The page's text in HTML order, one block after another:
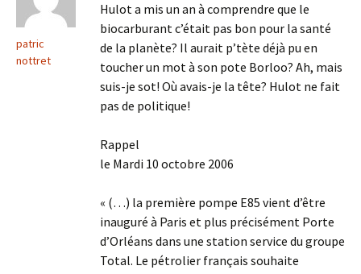
patric
nottret
Hulot a mis un an à comprendre que le
biocarburant c’était pas bon pour la santé
de la planète? Il aurait p’tète déjà pu en
toucher un mot à son pote Borloo? Ah, mais
suis-je sot! Où avais-je la tête? Hulot ne fait
pas de politique!
Rappel
le Mardi 10 octobre 2006
« (…) la première pompe E85 vient d’être
inauguré à Paris et plus précisément Porte
d’Orléans dans une station service du groupe
Total. Le pétrolier français souhaite